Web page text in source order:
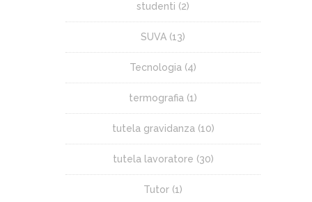
studenti (2)
SUVA (13)
Tecnologia (4)
termografia (1)
tutela gravidanza (10)
tutela lavoratore (30)
Tutor (1)